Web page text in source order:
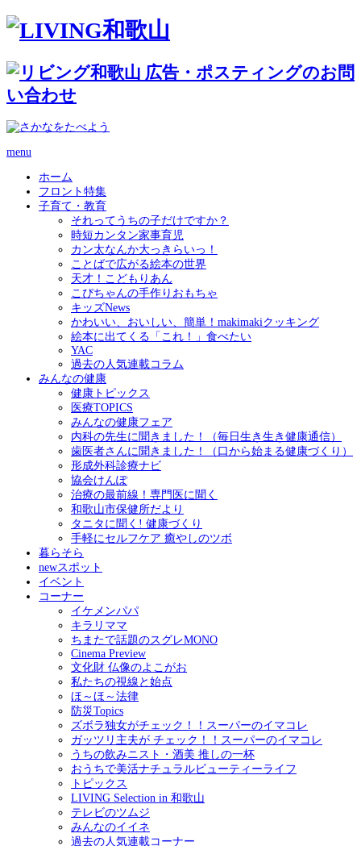
menu
ホーム
フロント特集
子育て・教育
それってうちの子だけですか？
時短カンタン家事育児
カン太なんか大っきらいっ！
ことばで広がる絵本の世界
天才！こどもりあん
こぴちゃんの手作りおもちゃ
キッズNews
かわいい、おいしい、簡単！makimakiクッキング
絵本に出てくる「これ！」食べたい
YAC
過去の人気連載コラム
みんなの健康
健康トピックス
医療TOPICS
みんなの健康フェア
内科の先生に聞きました！（毎日生き生き健康通信）
歯医者さんに聞きました！（口から始まる健康づくり）
形成外科診療ナビ
協会けんぽ
治療の最前線！専門医に聞く
和歌山市保健所だより
タニタに聞く! 健康づくり
手軽にセルフケア 癒やしのツボ
暮らそら
newスポット
イベント
コーナー
イケメンパパ
キラリママ
ちまたで話題のスグレMONO
Cinema Preview
文化財 仏像のよこがお
私たちの視線と始点
ほ～ほ～法律
防災Topics
ズボラ独女がチェック！！スーパーのイマコレ
ガッツリ主夫が チェック！！スーパーのイマコレ
うちの飲みニスト・酒美 推しの一杯
おうちで美活ナチュラルビューティーライフ
トピックス
LIVING Selection in 和歌山
テレビのツムジ
みんなのイイネ
過去の人気連載コーナー